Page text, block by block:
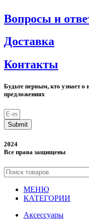
Вопросы и
Доставка
Контакты
Будьте первым, кто узнает
предложениях
Submit
2024
Все права защищены
МЕНЮ
КАТЕГОРИИ
Аксессуары